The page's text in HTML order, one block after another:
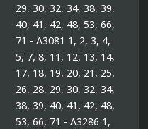
29, 30, 32, 34, 38, 39,
40, 41, 42, 48, 53, 66,
71 - A3081 1, 2, 3, 4,
5, 7, 8, 11, 12, 13, 14,
17, 18, 19, 20, 21, 25,
26, 28, 29, 30, 32, 34,
38, 39, 40, 41, 42, 48,
53, 66, 71 - A3286 1,